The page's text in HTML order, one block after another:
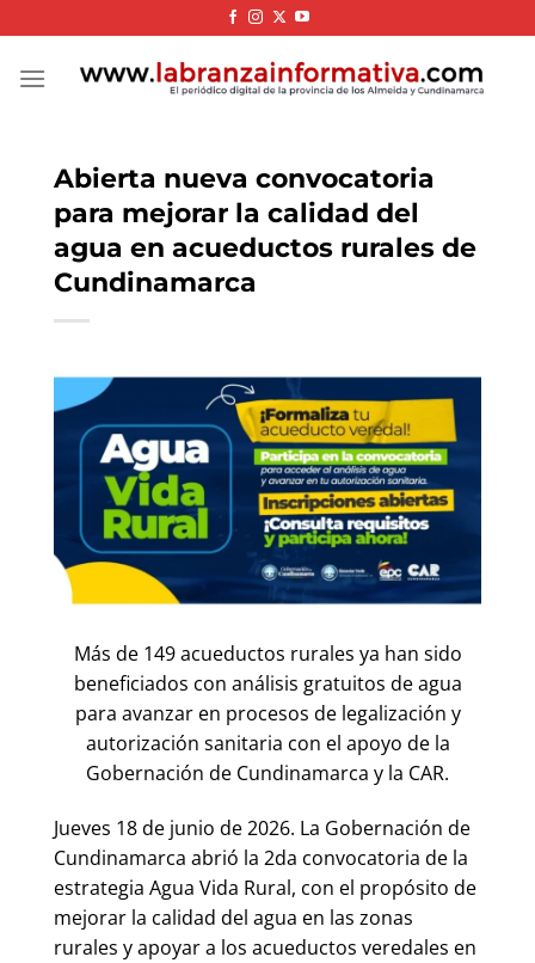
to
content
Abierta nueva convocatoria
para mejorar la calidad del
agua en acueductos rurales de
Cundinamarca
Más de 149 acueductos rurales ya han sido
beneficiados con análisis gratuitos de agua
para avanzar en procesos de legalización y
autorización sanitaria con el apoyo de la
Gobernación de Cundinamarca y la CAR.
Jueves 18 de junio de 2026. La Gobernación de
Cundinamarca abrió la 2da convocatoria de la
estrategia Agua Vida Rural, con el propósito de
mejorar la calidad del agua en las zonas
rurales y apoyar a los acueductos veredales en